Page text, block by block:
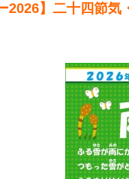
2026】二十四節